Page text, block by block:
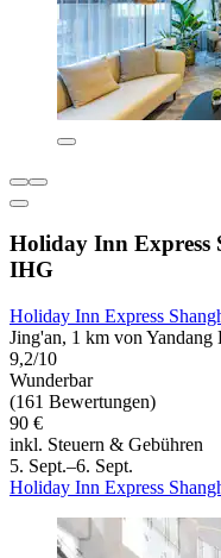
Holiday Inn Express
IHG
Holiday Inn Express
Jing'an, 1 km von Yandang
9,2/10
Wunderbar
(161 Bewertungen)
90 €
inkl. Steuern & Gebühren
5. Sept.–6. Sept.
Holiday Inn Express